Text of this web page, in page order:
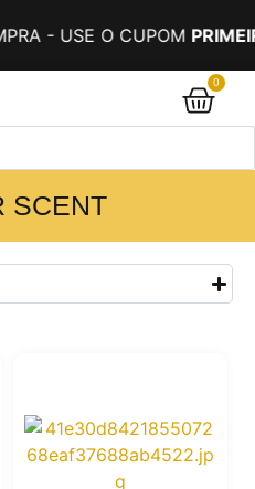
- USE O CUPOM
0
SCENT